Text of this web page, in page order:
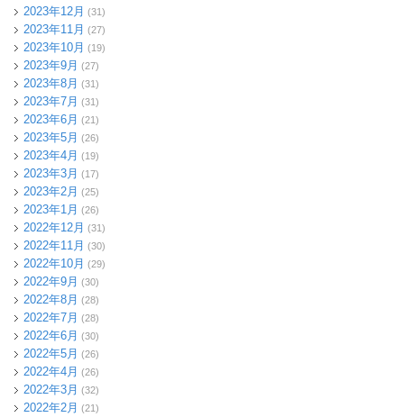
2023年12月 (31)
2023年11月 (27)
2023年10月 (19)
2023年9月 (27)
2023年8月 (31)
2023年7月 (31)
2023年6月 (21)
2023年5月 (26)
2023年4月 (19)
2023年3月 (17)
2023年2月 (25)
2023年1月 (26)
2022年12月 (31)
2022年11月 (30)
2022年10月 (29)
2022年9月 (30)
2022年8月 (28)
2022年7月 (28)
2022年6月 (30)
2022年5月 (26)
2022年4月 (26)
2022年3月 (32)
2022年2月 (21)